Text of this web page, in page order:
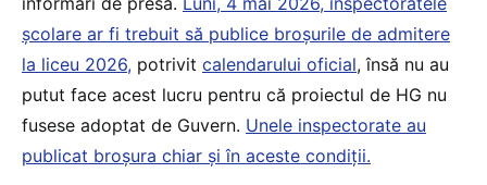
școlare ar fi trebuit să publice broșurile de admitere
la liceu 2026, potrivit calendarului oficial, însă nu au
putut face acest lucru pentru că proiectul de HG nu
fusese adoptat de Guvern. Unele inspectorate au
publicat broșura chiar și în aceste condiții.